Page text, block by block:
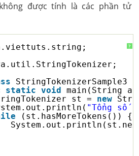
được tính là các phần tử
?
StringTokenizerSample3 {
static void
main(String
st = new
"Tổng số
(st.hasMoreTokens()) {